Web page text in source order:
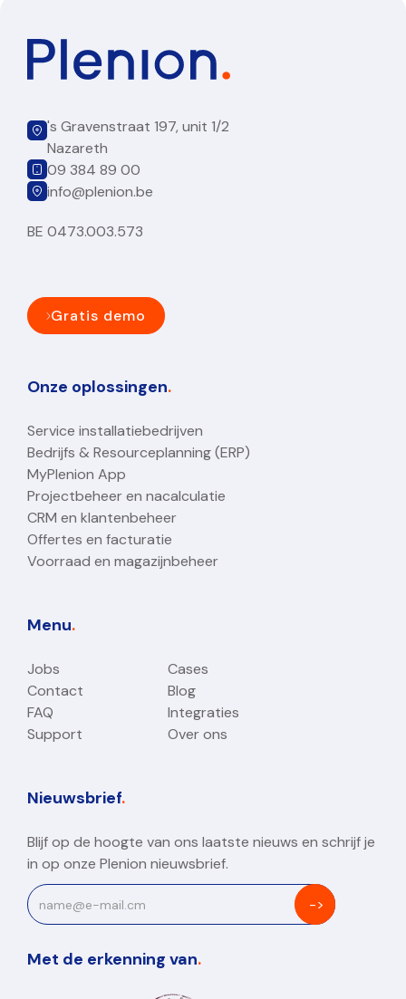
's Gravenstraat 197, unit 1/2
Nazareth
09 384 89 00
info@plenion.be
BE 0473.003.573
Gratis demo
Onze oplossingen.
Service installatiebedrijven
Bedrijfs & Resourceplanning (ERP)
MyPlenion App
Projectbeheer en nacalculatie
CRM en klantenbeheer
Offertes en facturatie
Voorraad en magazijnbeheer
Menu.
Jobs
Cases
Contact
Blog
FAQ
Integraties
Support
Over ons
Nieuwsbrief.
Blijf op de hoogte van ons laatste nieuws en schrijf je
in op onze Plenion nieuwsbrief.
Met de erkenning van.